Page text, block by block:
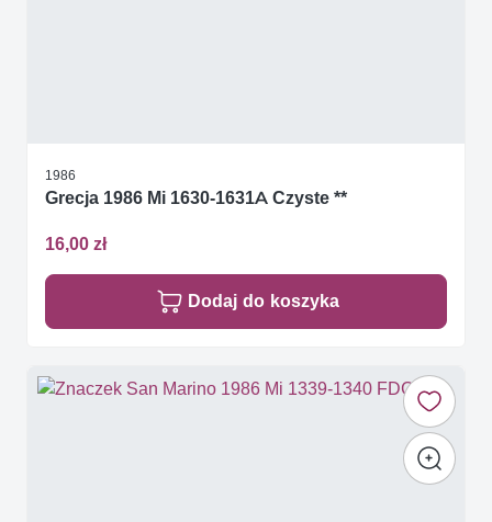
1986
Grecja 1986 Mi 1630-1631A Czyste **
16,00 zł
Dodaj do koszyka